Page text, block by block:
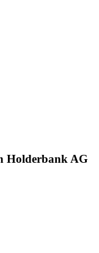
Holderbank AG